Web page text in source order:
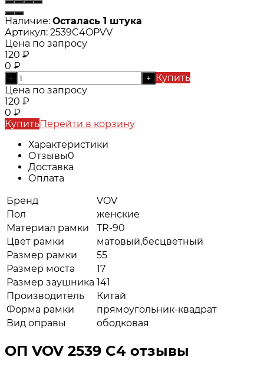
Наличие: Осталась 1 штука
Артикул: 2539C4OPVV
Цена по запросу
120 ₽
0 ₽
- +
Купить
Цена по запросу
120 ₽
0 ₽
КупитьПерейти в корзину
Характеристики
Отзывы0
Доставка
Оплата
Бренд
VOV
Пол
женские
Материал рамки
TR-90
Цвет рамки
матовый,бесцветный
Размер рамки
55
Размер моста
17
Размер заушника 141
Производитель
Китай
Форма рамки
прямоугольник-квадрат
Вид оправы
ободковая
ОП VOV 2539 C4 отзывы